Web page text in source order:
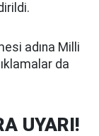
adına Milli
da
UYARI!